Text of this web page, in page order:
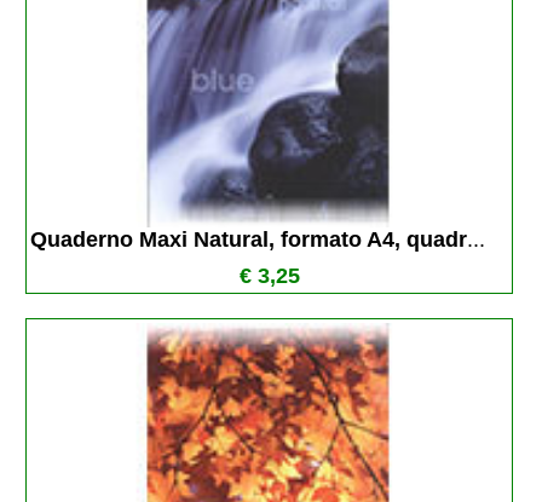
Quaderno Maxi Natural, formato A4, quadr...
€ 3,25